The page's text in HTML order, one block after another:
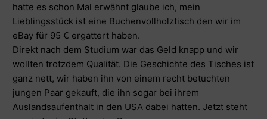
hatte es schon Mal erwähnt glaube ich, mein
Lieblingsstück ist eine Buchenvollholztisch den wir im
eBay für 95 € ergattert haben.
Direkt nach dem Studium war das Geld knapp und wir
wollten trotzdem Qualität. Die Geschichte des Tisches ist
ganz nett, wir haben ihn von einem recht betuchten
jungen Paar gekauft, die ihn sogar bei ihrem
Auslandsaufenthalt in den USA dabei hatten. Jetzt steht